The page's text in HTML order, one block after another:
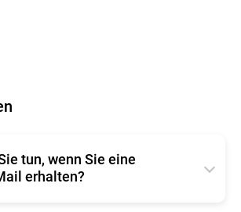
tun, wenn Sie eine
erhalten?